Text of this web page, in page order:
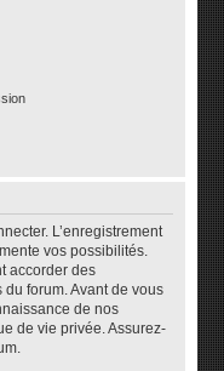
L’enregistrement
vos possibilités.
accorder des
forum. Avant de vous
de nos
de vie privée. Assurez-